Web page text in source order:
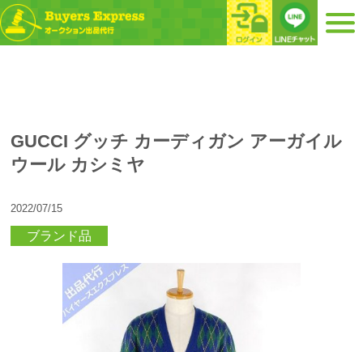
GUCCI グッチ カーディガン アーガイル
ウール カシミヤ
2022/07/15
ブランド品